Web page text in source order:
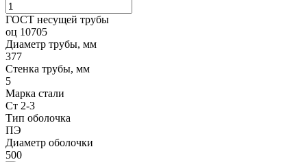
ГОСТ несущей трубы
оц 10705
Диаметр трубы, мм
377
Стенка трубы, мм
5
Марка стали
Ст 2-3
Тип оболочка
ПЭ
Диаметр оболочки
500